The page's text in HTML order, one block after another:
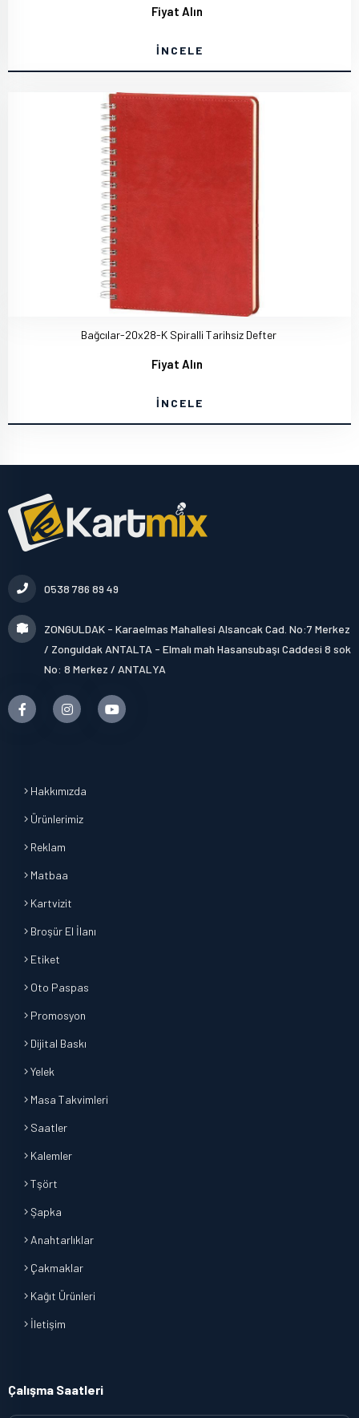
Fiyat Alın
İNCELE
Bağcılar-20x28-K Spiralli Tarihsiz Defter
Fiyat Alın
İNCELE
0538 786 89 49
ZONGULDAK - Karaelmas Mahallesi Alsancak Cad. No:7 Merkez
/ Zonguldak ANTALTA - Elmalı mah Hasansubaşı Caddesi 8 sok
No: 8 Merkez / ANTALYA
Hakkımızda
Ürünlerimiz
Reklam
Matbaa
Kartvizit
Broşür El İlanı
Etiket
Oto Paspas
Promosyon
Dijital Baskı
Yelek
Masa Takvimleri
Saatler
Kalemler
Tşört
Şapka
Anahtarlıklar
Çakmaklar
Kağıt Ürünleri
İletişim
Çalışma Saatleri